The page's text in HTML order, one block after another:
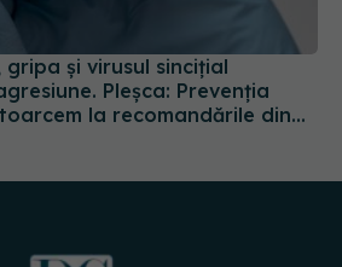
Pleșca: Prevenția
la recomandările din